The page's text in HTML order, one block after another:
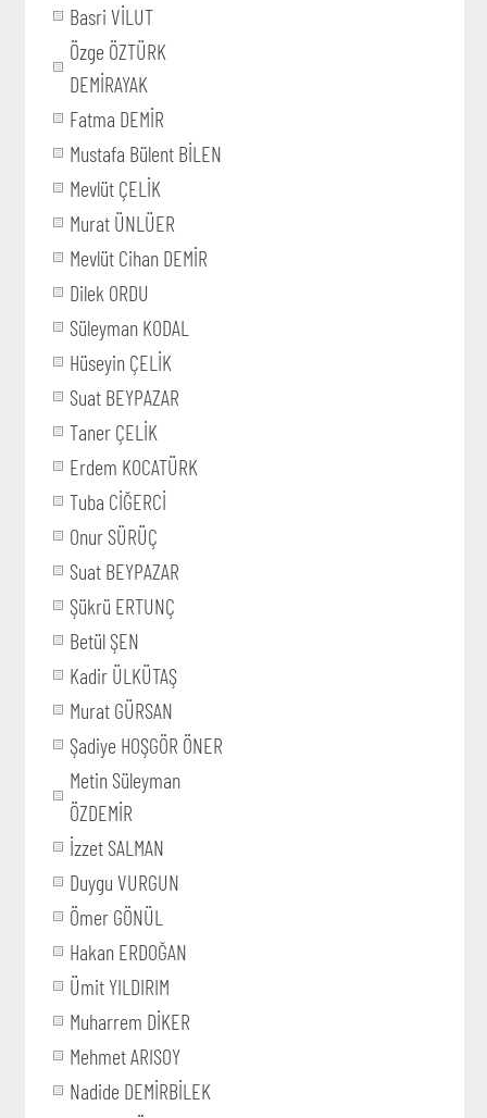
Basri VİLUT
Özge ÖZTÜRK
DEMİRAYAK
Fatma DEMİR
Mustafa Bülent BİLEN
Mevlüt ÇELİK
Murat ÜNLÜER
Mevlüt Cihan DEMİR
Dilek ORDU
Süleyman KODAL
Hüseyin ÇELİK
Suat BEYPAZAR
Taner ÇELİK
Erdem KOCATÜRK
Tuba CİĞERCİ
Onur SÜRÜÇ
Suat BEYPAZAR
Şükrü ERTUNÇ
Betül ŞEN
Kadir ÜLKÜTAŞ
Murat GÜRSAN
Şadiye HOŞGÖR ÖNER
Metin Süleyman
ÖZDEMİR
İzzet SALMAN
Duygu VURGUN
Ömer GÖNÜL
Hakan ERDOĞAN
Ümit YILDIRIM
Muharrem DİKER
Mehmet ARISOY
Nadide DEMİRBİLEK